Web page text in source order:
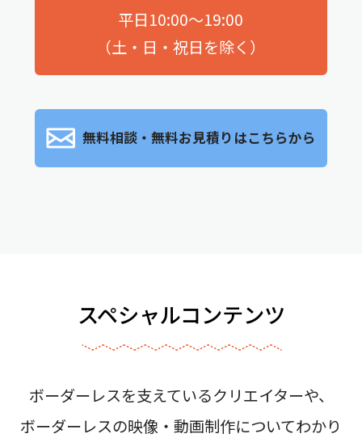
平日10:00～19:00
（土・日・祝日を除く）
無料相談・無料お見積りはこちらから
スペシャルコンテンツ
ボーダーレスを支えているクリエイターや、
ボーダーレスの映像・動画制作についてわかり